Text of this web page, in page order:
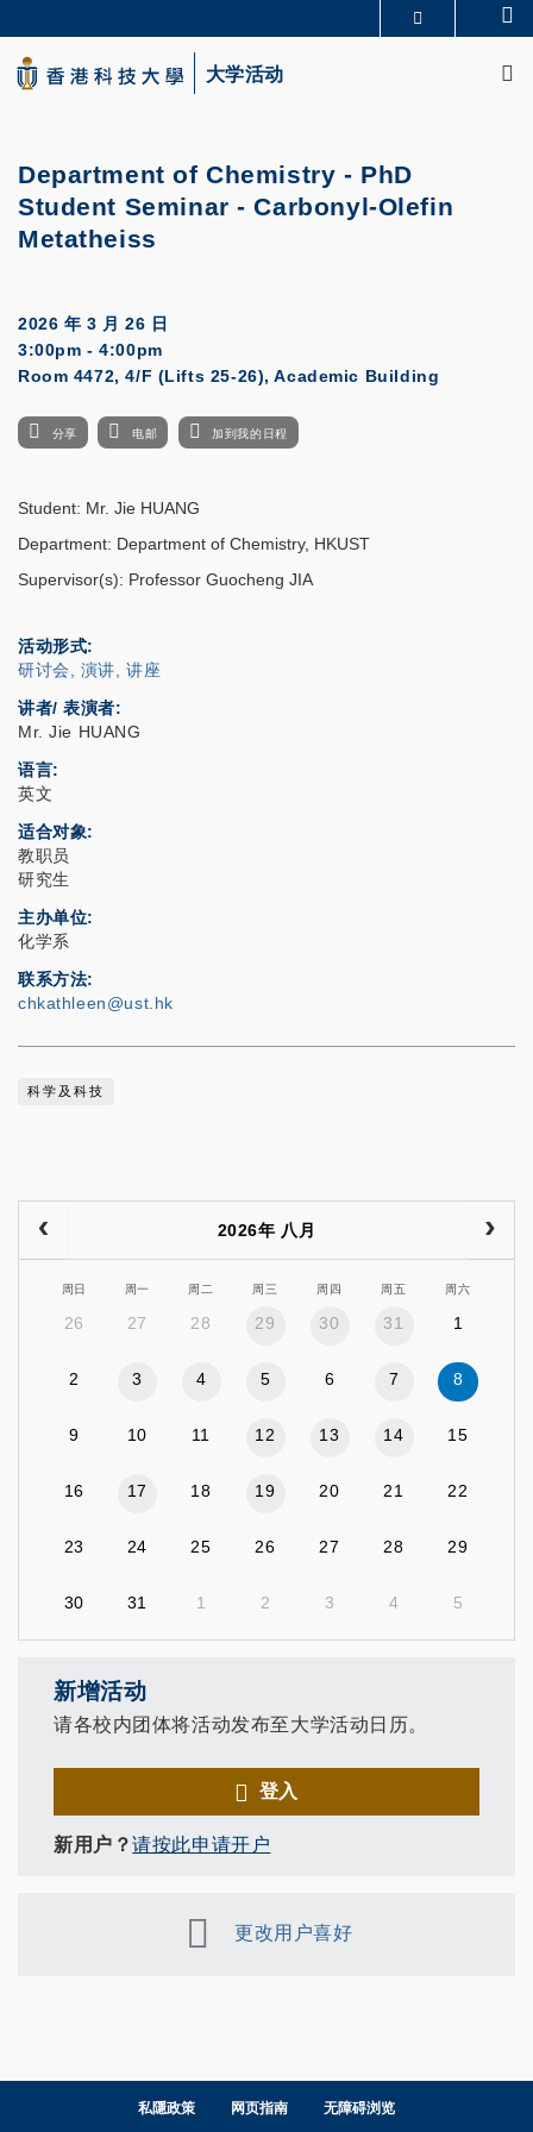
to
main
content
生活@科大
大学活动
Department of Chemistry - PhD
Student Seminar - Carbonyl-Olefin
Metatheiss
2026 年 3 月 26 日
3:00pm - 4:00pm
Room 4472, 4/F (Lifts 25-26), Academic Building
分享 电邮 加到我的日程
Student: Mr. Jie HUANG
Department: Department of Chemistry, HKUST
Supervisor(s): Professor Guocheng JIA
活动形式
研讨会, 演讲, 讲座
讲者/ 表演者:
Mr. Jie HUANG
语言
英文
适合对象
教职员
研究生
主办单位
化学系
联系方法
chkathleen@ust.hk
科学及科技
2026年 八月
周日 周一 周二 周三 周四 周五 周六
26 27 28 29 30 31 1
2 3 4 5 6 7 8
9 10 11 12 13 14 15
16 17 18 19 20 21 22
23 24 25 26 27 28 29
30 31 1 2 3 4 5
新增活动
请各校内团体将活动发布至大学活动日历。
登入
新用户？请按此申请开户
更改用户喜好
私隱政策 网页指南 无障碍浏览